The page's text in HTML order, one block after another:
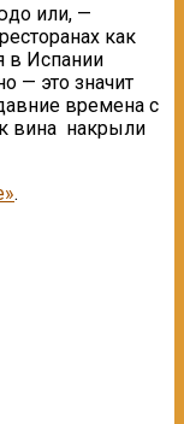
или, —
как
в Испании
— это значит
времена с
вина накрыли
.